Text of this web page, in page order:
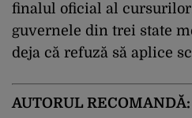
finalul oficial al
guvernele din trei state
deja că refuză să aplice
AUTORUL RECOMANDĂ: